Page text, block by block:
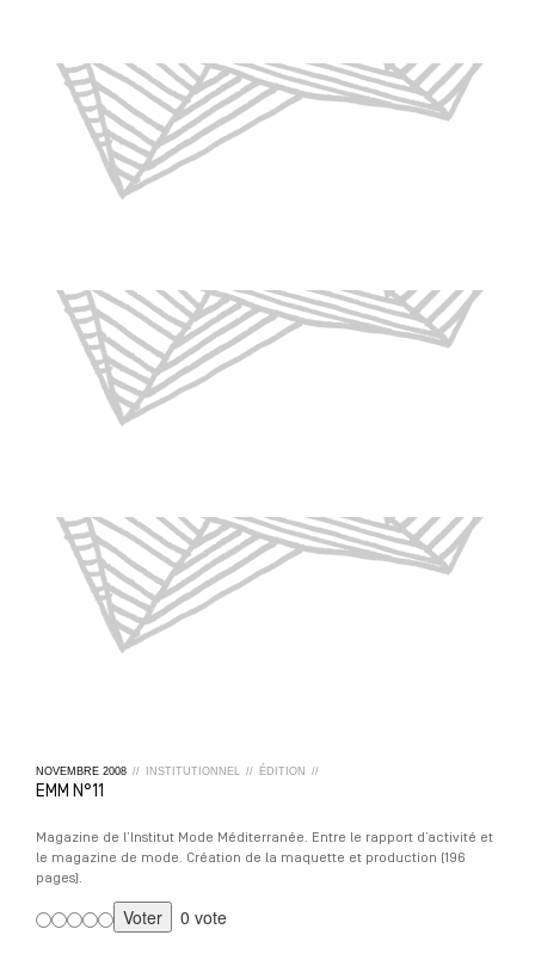
NOVEMBRE 2008 // INSTITUTIONNEL // ÉDITION //
EMM N°11
Magazine de l’Institut Mode Méditerranée. Entre le rapport d’activité et
le magazine de mode. Création de la maquette et production (196
pages).
0 vote